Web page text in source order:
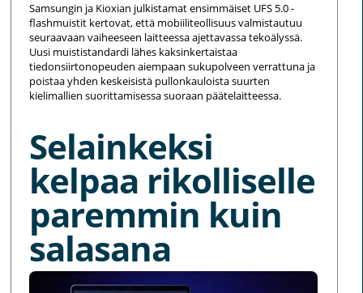
Samsungin ja Kioxian julkistamat ensimmäiset UFS 5.0 -
flashmuistit kertovat, että mobiiliteollisuus valmistautuu
seuraavaan vaiheeseen laitteessa ajettavassa tekoälyssä.
Uusi muististandardi lähes kaksinkertaistaa
tiedonsiirtonopeuden aiempaan sukupolveen verrattuna ja
poistaa yhden keskeisistä pullonkauloista suurten
kielimallien suorittamisessa suoraan päätelaitteessa.
Selainkeksi
kelpaa rikolliselle
paremmin kuin
salasana